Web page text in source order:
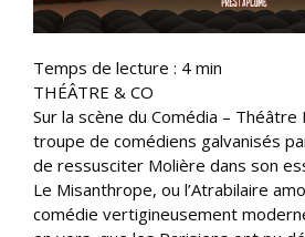
Temps de lecture : 4 min
THÉÂTRE & CO
Sur la scène du Comédia – Théâtre
troupe de comédiens galvanisés
de ressusciter Molière dans son
Le Misanthrope, ou l’Atrabilaire
comédie vertigineusement